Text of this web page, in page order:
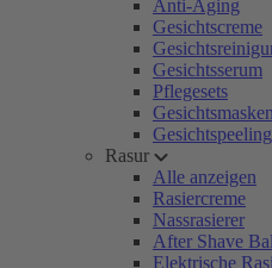
Anti-Aging
Gesichtscreme
Gesichtsserum
Pflegesets
Gesichtsmasken
Gesichtspeeling
Rasur
Alle anzeigen
Rasiercreme
Nassrasierer
After Shave
Elektrische